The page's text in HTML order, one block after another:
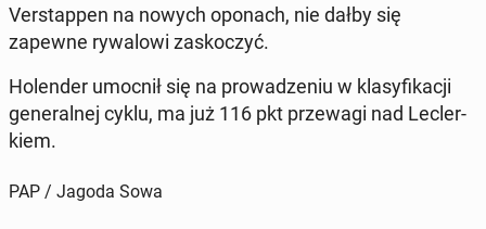
Ver­stap­pen na nowych oponach, nie dałby się
zapewne ry­wa­lo­wi za­sko­czyć.
Ho­len­der umocnił się na pro­wa­dze­niu w kla­sy­fi­ka­cji
ge­ne­ral­nej cyklu, ma już 116 pkt prze­wa­gi nad Lec­ler­
kiem.
PAP / Jagoda Sowa